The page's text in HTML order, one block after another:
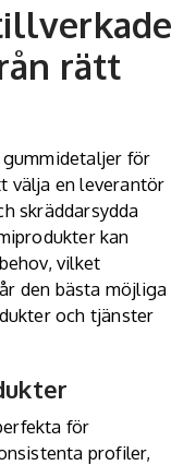
rätt
för
välja en leverantör
skräddarsydda
kan
vilket
den bästa möjliga
och tjänster
för
profiler,